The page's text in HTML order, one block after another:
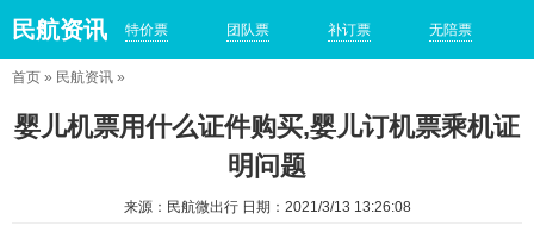
民航资讯 特价票 团队票 补订票 无陪票
首页 » 民航资讯 »
婴儿机票用什么证件购买,婴儿订机票乘机证
明问题
来源：民航微出行 日期：2021/3/13 13:26:08